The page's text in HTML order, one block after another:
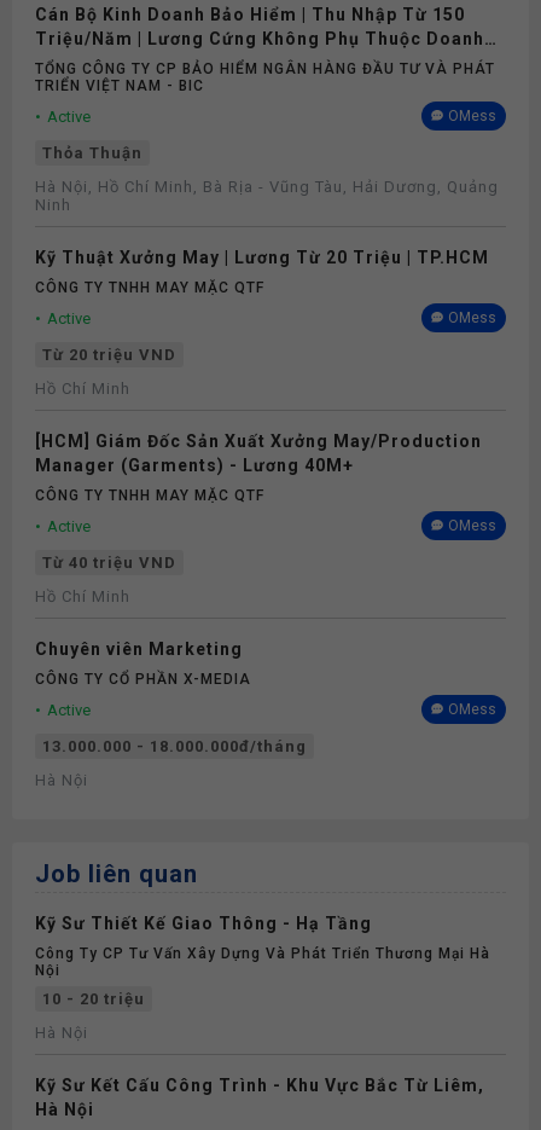
Cán Bộ Kinh Doanh Bảo Hiểm | Thu Nhập Từ 150
Triệu/Năm | Lương Cứng Không Phụ Thuộc Doanh
Số
TỔNG CÔNG TY CP BẢO HIỂM NGÂN HÀNG ĐẦU TƯ VÀ PHÁT
TRIỂN VIỆT NAM - BIC
Active OMess
Thỏa Thuận
Hà Nội, Hồ Chí Minh, Bà Rịa - Vũng Tàu, Hải Dương, Quảng
Ninh
Kỹ Thuật Xưởng May | Lương Từ 20 Triệu | TP.HCM
CÔNG TY TNHH MAY MẶC QTF
Active OMess
Từ 20 triệu VND
Hồ Chí Minh
[HCM] Giám Đốc Sản Xuất Xưởng May/Production
Manager (Garments) - Lương 40M+
CÔNG TY TNHH MAY MẶC QTF
Active OMess
Từ 40 triệu VND
Hồ Chí Minh
Chuyên viên Marketing
CÔNG TY CỔ PHẦN X-MEDIA
Active OMess
13.000.000 - 18.000.000đ/tháng
Hà Nội
Job liên quan
Kỹ Sư Thiết Kế Giao Thông - Hạ Tầng
Công Ty CP Tư Vấn Xây Dựng Và Phát Triển Thương Mại Hà
Nội
10 - 20 triệu
Hà Nội
Kỹ Sư Kết Cấu Công Trình - Khu Vực Bắc Từ Liêm,
Hà Nội